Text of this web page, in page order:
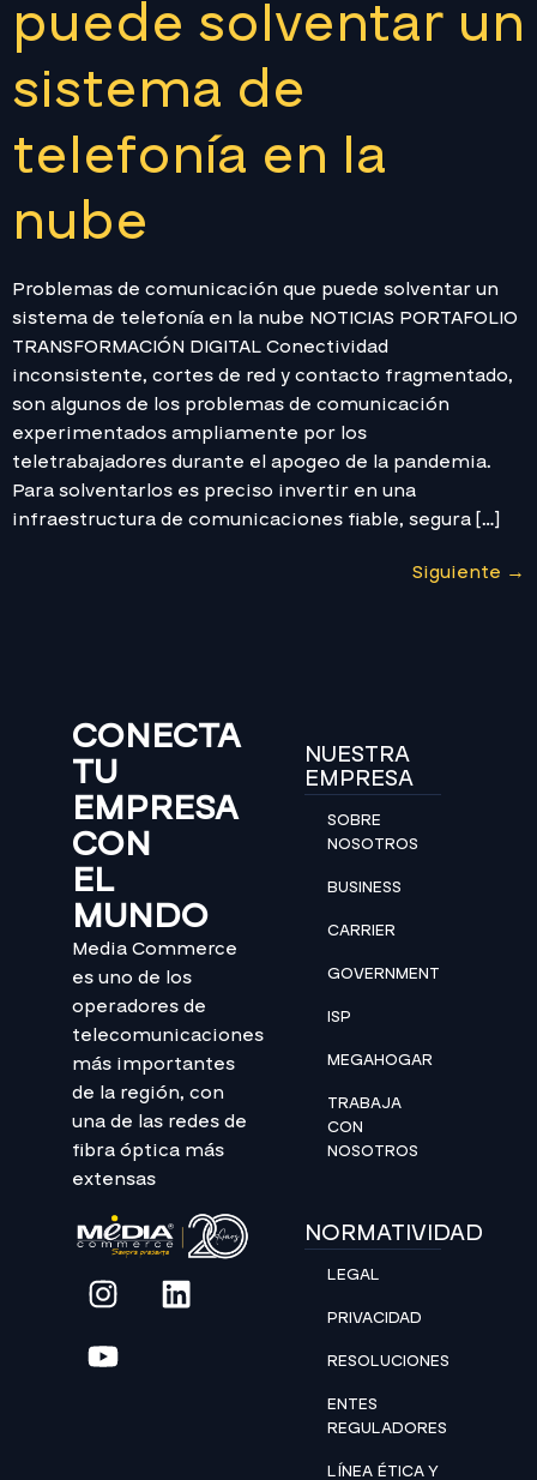
puede solventar un
sistema de
telefonía en la
nube
Problemas de comunicación que puede solventar un
sistema de telefonía en la nube NOTICIAS PORTAFOLIO
TRANSFORMACIÓN DIGITAL Conectividad
inconsistente, cortes de red y contacto fragmentado,
son algunos de los problemas de comunicación
experimentados ampliamente por los
teletrabajadores durante el apogeo de la pandemia.
Para solventarlos es preciso invertir en una
infraestructura de comunicaciones fiable, segura […]
Siguiente →
CONECTA
TU
EMPRESA
CON
EL
MUNDO
Media Commerce
es uno de los
operadores de
telecomunicaciones
más importantes
de la región, con
una de las redes de
fibra óptica más
extensas
NUESTRA
EMPRESA
SOBRE
NOSOTROS
BUSINESS
CARRIER
GOVERNMENT
ISP
MEGAHOGAR
TRABAJA
CON
NOSOTROS
NORMATIVIDAD
LEGAL
PRIVACIDAD
RESOLUCIONES
ENTES
REGULADORES
LÍNEA ÉTICA Y